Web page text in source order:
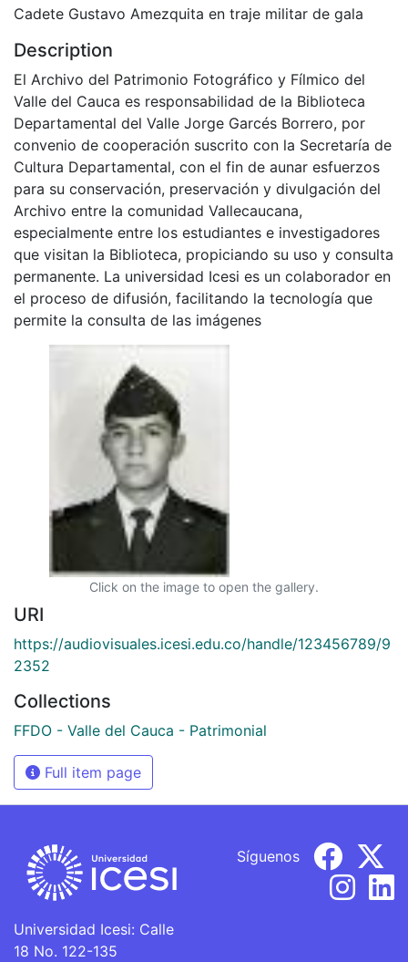
Cadete Gustavo Amezquita en traje militar de gala
Description
El Archivo del Patrimonio Fotográfico y Fílmico del
Valle del Cauca es responsabilidad de la Biblioteca
Departamental del Valle Jorge Garcés Borrero, por
convenio de cooperación suscrito con la Secretaría de
Cultura Departamental, con el fin de aunar esfuerzos
para su conservación, preservación y divulgación del
Archivo entre la comunidad Vallecaucana,
especialmente entre los estudiantes e investigadores
que visitan la Biblioteca, propiciando su uso y consulta
permanente. La universidad Icesi es un colaborador en
el proceso de difusión, facilitando la tecnología que
permite la consulta de las imágenes
Click on the image to open the gallery.
URI
https://audiovisuales.icesi.edu.co/handle/123456789/9
2352
Collections
FFDO - Valle del Cauca - Patrimonial
Full item page
Universidad Icesi: Calle
18 No. 122-135
Síguenos